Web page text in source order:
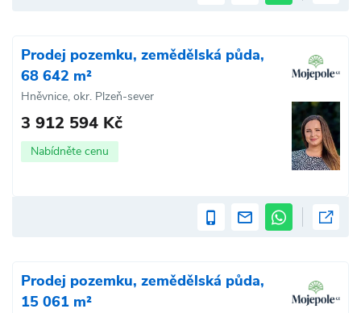
Prodej pozemku, zemědělská půda,
68 642 m²
Hněvnice, okr. Plzeň-sever
3 912 594 Kč
Nabídněte cenu
Prodej pozemku, zemědělská půda,
15 061 m²